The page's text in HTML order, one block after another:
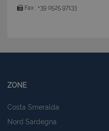
Fax : +39 0525.97133
ZONE
Costa Smeralda
Nord Sardegna